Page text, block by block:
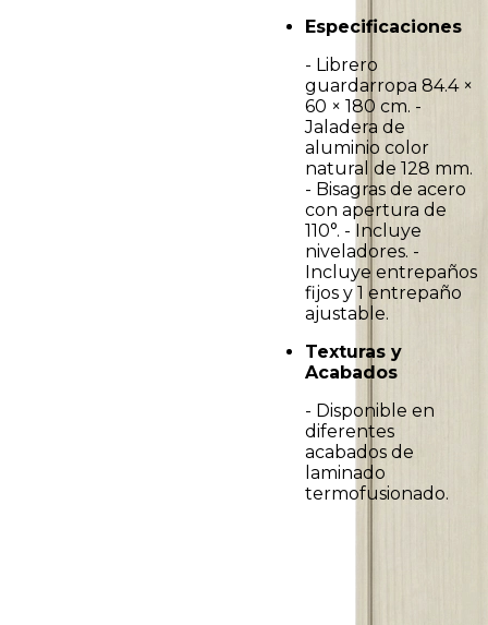
Especificaciones
- Librero
guardarropa 84.4 ×
60 × 180 cm. -
Jaladera de
aluminio color
natural de 128 mm.
- Bisagras de acero
con apertura de
110°. - Incluye
niveladores. -
Incluye entrepaños
fijos y 1 entrepaño
ajustable.
Texturas y
Acabados
- Disponible en
diferentes
acabados de
laminado
termofusionado.